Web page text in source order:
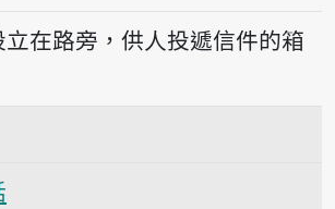
播放音讀iû-tâng
立在路旁，供人投遞信件的箱